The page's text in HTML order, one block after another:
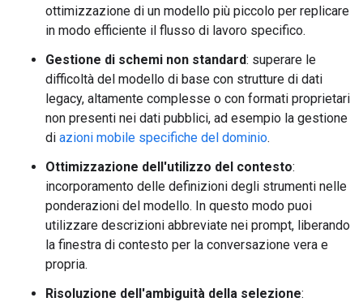
ottimizzazione di un modello più piccolo per replicare
in modo efficiente il flusso di lavoro specifico.
Gestione di schemi non standard: superare le
difficoltà del modello di base con strutture di dati
legacy, altamente complesse o con formati proprietari
non presenti nei dati pubblici, ad esempio la gestione
di azioni mobile specifiche del dominio.
Ottimizzazione dell'utilizzo del contesto:
incorporamento delle definizioni degli strumenti nelle
ponderazioni del modello. In questo modo puoi
utilizzare descrizioni abbreviate nei prompt, liberando
la finestra di contesto per la conversazione vera e
propria.
Risoluzione dell'ambiguità della selezione: